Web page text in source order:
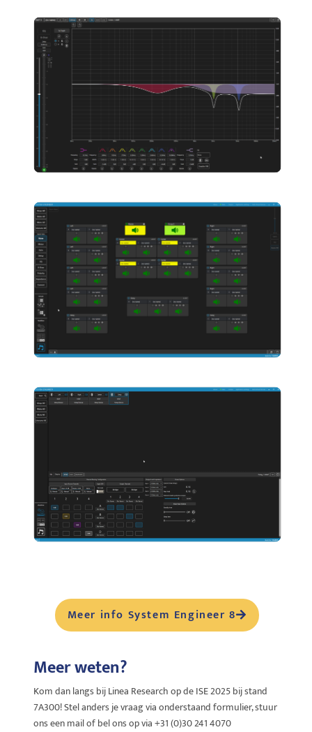
Meer info System Engineer 8
Meer weten?
Kom dan langs bij Linea Research op de ISE 2025 bij stand
7A300! Stel anders je vraag via onderstaand formulier, stuur
ons een mail of bel ons op via +31 (0)30 241 4070